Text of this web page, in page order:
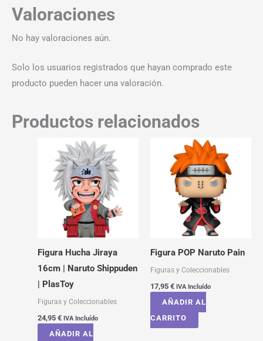
Valoraciones
No hay valoraciones aún.
Solo los usuarios registrados que hayan comprado este
producto pueden hacer una valoración.
Productos relacionados
Figura Hucha Jiraya
16cm | Naruto Shippuden
| PlasToy
Figuras y Coleccionables
24,95 € IVA Incluído
AÑADIR AL
Figura POP Naruto Pain
Figuras y Coleccionables
17,95 € IVA Incluído
AÑADIR AL
CARRITO